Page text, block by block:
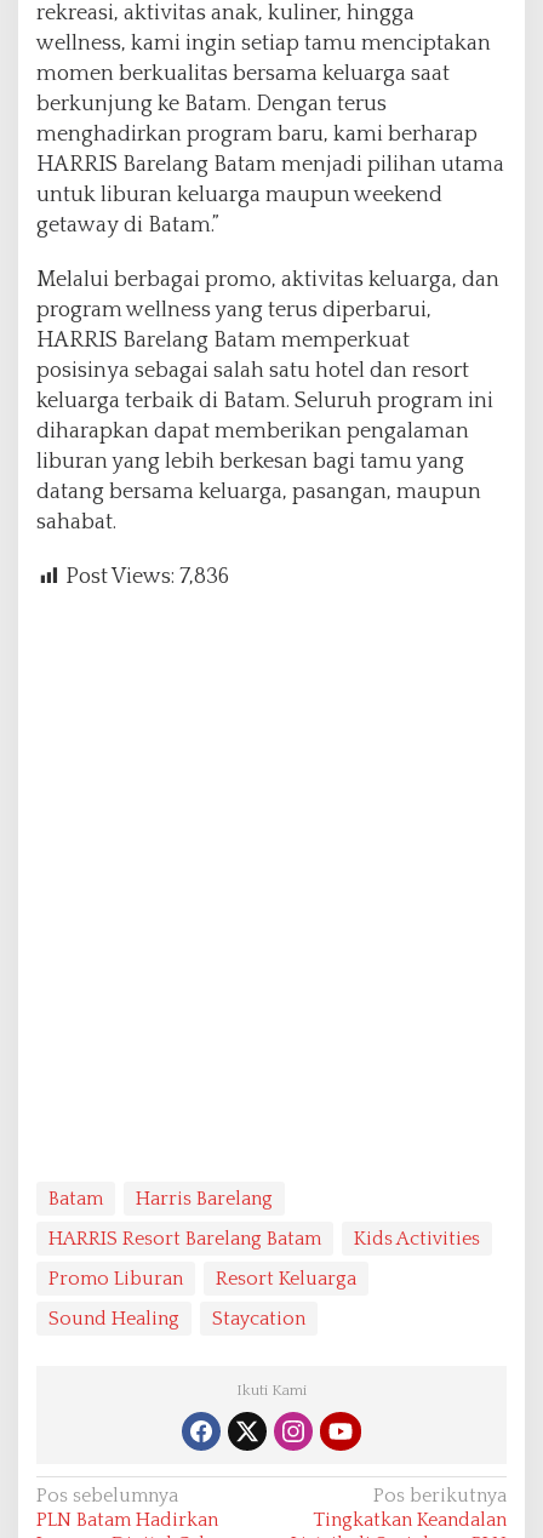
rekreasi, aktivitas anak, kuliner, hingga
wellness, kami ingin setiap tamu menciptakan
momen berkualitas bersama keluarga saat
berkunjung ke Batam. Dengan terus
menghadirkan program baru, kami berharap
HARRIS Barelang Batam menjadi pilihan utama
untuk liburan keluarga maupun weekend
getaway di Batam.”
Melalui berbagai promo, aktivitas keluarga, dan
program wellness yang terus diperbarui,
HARRIS Barelang Batam memperkuat
posisinya sebagai salah satu hotel dan resort
keluarga terbaik di Batam. Seluruh program ini
diharapkan dapat memberikan pengalaman
liburan yang lebih berkesan bagi tamu yang
datang bersama keluarga, pasangan, maupun
sahabat.
Post Views: 7,836
Batam
Harris Barelang
HARRIS Resort Barelang Batam
Kids Activities
Promo Liburan
Resort Keluarga
Sound Healing
Staycation
Ikuti Kami
N
Pos sebelumnya
PLN Batam Hadirkan
Pos berikutnya
Tingkatkan Keandalan